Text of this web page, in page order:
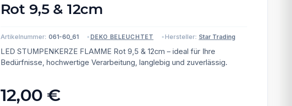
Rot 9,5 & 12cm
Artikelnummer: 061-60_61 DEKO BELEUCHTET Hersteller: Star Trading
LED STUMPENKERZE FLAMME Rot 9,5 & 12cm – ideal für Ihre
Bedürfnisse, hochwertige Verarbeitung, langlebig und zuverlässig.
12,00 €